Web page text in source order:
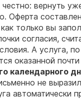
вернуть
Оферта
только вы
согласия,
А услуга,
оказанной
календарного
не
автоматически